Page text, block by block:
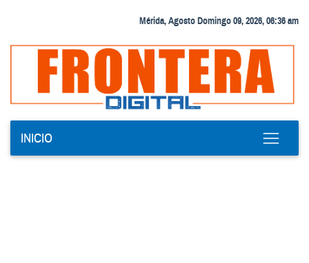
Mérida, Agosto Domingo 09, 2026, 06:36 am
INICIO